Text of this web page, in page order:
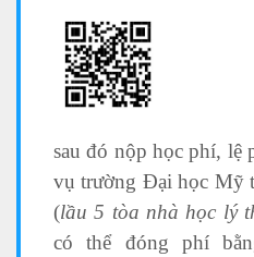
sau đó nộp học phí, lệ
vụ trường Đại học Mỹ
(lầu 5 tòa nhà học lý
có thể đóng phí